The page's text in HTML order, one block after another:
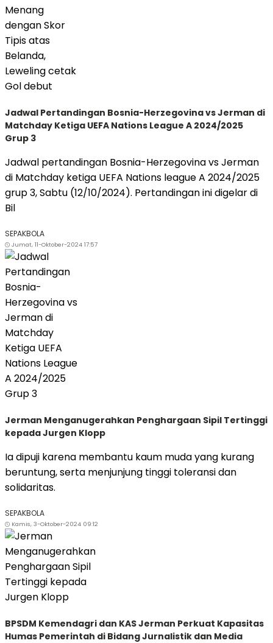
Jadwal Pertandingan Bosnia-Herzegovina vs Jerman di
Matchday Ketiga UEFA Nations League A 2024/2025
Grup 3
Jadwal pertandingan Bosnia-Herzegovina vs Jerman
di Matchday ketiga UEFA Nations league A 2024/2025
grup 3, Sabtu (12/10/2024). Pertandingan ini digelar di
Bil
SEPAKBOLA
Jumat, 11-Oktober-2024 17:57
Jerman Menganugerahkan Penghargaan Sipil Tertinggi
kepada Jurgen Klopp
Ia dipuji karena membantu kaum muda yang kurang
beruntung, serta menjunjung tinggi toleransi dan
solidaritas.
SEPAKBOLA
Kamis, 3-Oktober-2024 09:12
BPSDM Kemendagri dan KAS Jerman Perkuat Kapasitas
Humas Pemerintah di Bidang Jurnalistik dan Media